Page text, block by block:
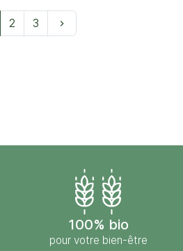
2 3 keyboard_arrow_right
100% bio
pour votre bien-être